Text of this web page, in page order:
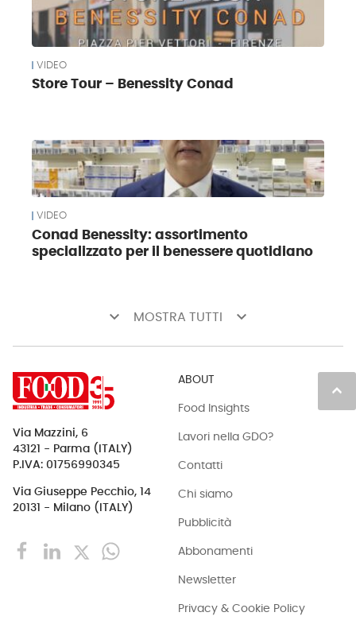
VIDEO
Store Tour – Benessity Conad
VIDEO
Conad Benessity: assortimento
specializzato per il benessere quotidiano
keyboard_arrow_down MOSTRA TUTTI keyboard_arrow_down
keyboard_arrow_up
Via Mazzini, 6
43121 - Parma (ITALY)
P.IVA: 01756990345
Via Giuseppe Pecchio, 14
20131 - Milano (ITALY)
ABOUT
Food Insights
Lavori nella GDO?
Contatti
Chi siamo
Pubblicità
Abbonamenti
Newsletter
Privacy & Cookie Policy